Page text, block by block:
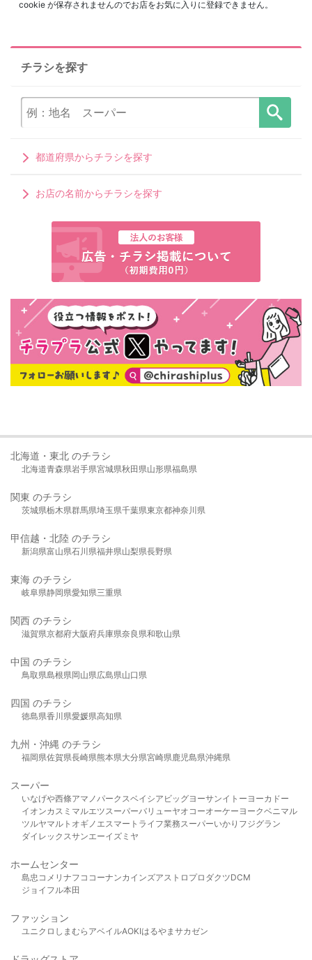
cookie が保存されませんのでお店をお気に入りに登録できません。
チラシを探す
都道府県からチラシを探す
お店の名前からチラシを探す
北海道・東北 のチラシ
北海道青森県岩手県宮城県秋田県山形県福島県
関東 のチラシ
茨城県栃木県群馬県埼玉県千葉県東京都神奈川県
甲信越・北陸 のチラシ
新潟県富山県石川県福井県山梨県長野県
東海 のチラシ
岐阜県静岡県愛知県三重県
関西 のチラシ
滋賀県京都府大阪府兵庫県奈良県和歌山県
中国 のチラシ
鳥取県島根県岡山県広島県山口県
四国 のチラシ
徳島県香川県愛媛県高知県
九州・沖縄 のチラシ
福岡県佐賀県長崎県熊本県大分県宮崎県鹿児島県沖縄県
スーパー
いなげや西條アマノパークスベイシア ビッグヨーサンイトーヨーカドー
イオンカスミ マルエツスーパーバリューヤオコーオーケー ヨークベニマル
ツルヤマルト オギノ エスマート ライフ業務スーパーいかり フジグラン
ダイレックスサンエーイズミヤ
ホームセンター
島忠 コメリ ナフコ コーナンカインズアストロプロダクツDCM
ジョイフル本田
ファッション
ユニクロ しまむら アベイルAOKIはるやま サカゼン